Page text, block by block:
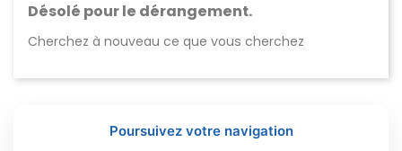
Désolé pour le dérangement.
Cherchez à nouveau ce que vous cherchez
Poursuivez votre navigation